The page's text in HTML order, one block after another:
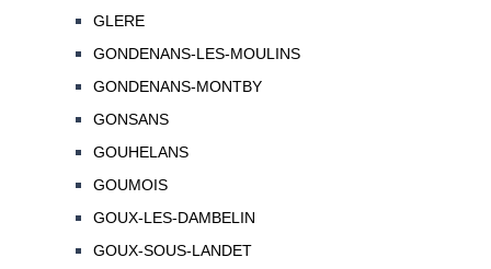
GLERE
GONDENANS-LES-MOULINS
GONDENANS-MONTBY
GONSANS
GOUHELANS
GOUMOIS
GOUX-LES-DAMBELIN
GOUX-SOUS-LANDET